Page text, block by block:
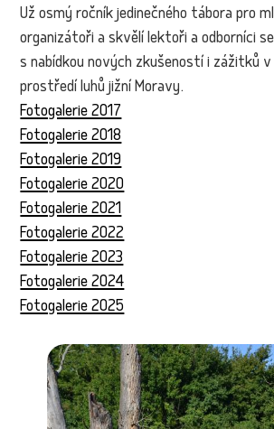
Už osmý ročník jedinečného tábora pro
organizátoři a skvělí lektoři a odborníci
s nabídkou nových zkušeností i zážitků
prostředí luhů jižní Moravy.
Fotogalerie 2017
Fotogalerie 2018
Fotogalerie 2019
Fotogalerie 2020
Fotogalerie 2021
Fotogalerie 2022
Fotogalerie 2023
Fotogalerie 2024
Fotogalerie 2025